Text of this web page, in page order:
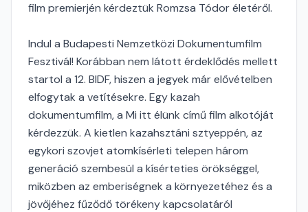
film premierjén kérdeztük Romzsa Tódor életéről.
Indul a Budapesti Nemzetközi Dokumentumfilm
Fesztivál! Korábban nem látott érdeklődés mellett
startol a 12. BIDF, hiszen a jegyek már elővételben
elfogytak a vetítésekre. Egy kazah
dokumentumfilm, a Mi itt élünk című film alkotóját
kérdezzük. A kietlen kazahsztáni sztyeppén, az
egykori szovjet atomkísérleti telepen három
generáció szembesül a kísérteties örökséggel,
miközben az emberiségnek a környezetéhez és a
jövőjéhez fűződő törékeny kapcsolatáról